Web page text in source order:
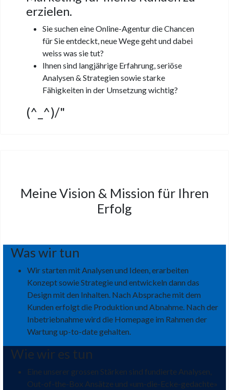
erzielen.
Sie suchen eine Online-Agentur die Chancen
für Sie entdeckt, neue Wege geht und dabei
weiss was sie tut?
Ihnen sind langjährige Erfahrung, seriöse
Analysen & Strategien sowie starke
Fähigkeiten in der Umsetzung wichtig?
(^_^)/"
Meine Vision & Mission für Ihren
Erfolg
Was wir tun
Wir starten mit Analysen und Ideen, erarbeiten
Konzept sowie Strategie und entwickeln dann das
Design mit den Inhalten. Nach Absprache mit dem
Kunden erfolgt die Produktion und Abnahme. Nach der
Inbetriebnahme wird die Homepage im Rahmen der
Wartung up-to-date gehalten.
Wie wir es tun
Eine unserer grossen Stärken sind fundierte Analysen,
Out-of-the-Box Ansätze und «um-die-Ecke-gedachte»